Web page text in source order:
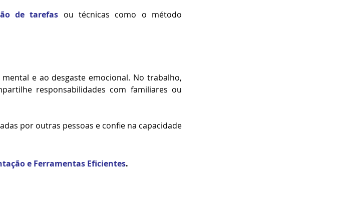
de tarefas ou técnicas como o método
e ao desgaste emocional. No trabalho,
responsabilidades com familiares ou
por outras pessoas e confie na capacidade
e Ferramentas Eficientes.